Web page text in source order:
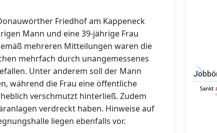
Friedhof am Kappeneck
Mann und eine 39-jährige Frau
mehreren Mitteilungen waren die
mehrfach durch unangemessenes
Unter anderem soll der Mann
während die Frau eine öffentliche
verschmutzt hinterließ. Zudem
verdreckt haben. Hinweise auf
liegen ebenfalls vor.
Leiter -
(m/w/d)
IT-Administrator (m/w/d)